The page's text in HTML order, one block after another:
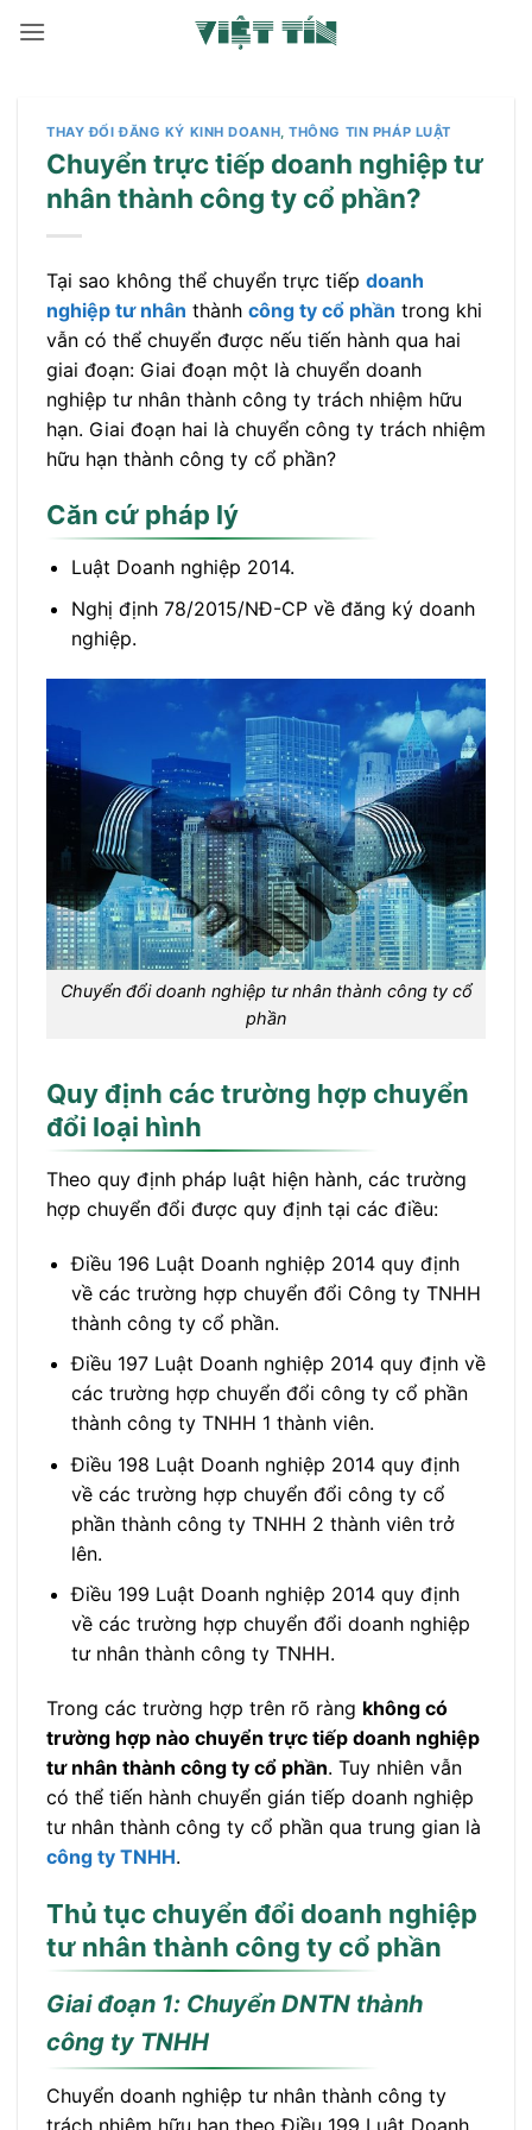
qua
THAY ĐỔI ĐĂNG KÝ KINH DOANH,THÔNG TIN PHÁP LUẬT
Chuyển trực tiếp doanh nghiệp tư
nhân thành công ty cổ phần?
Tại sao không thể chuyển trực tiếp doanh
nghiệp tư nhân thành công ty cổ phần trong khi
vẫn có thể chuyển được nếu tiến hành qua hai
giai đoạn: Giai đoạn một là chuyển doanh
nghiệp tư nhân thành công ty trách nhiệm hữu
hạn. Giai đoạn hai là chuyển công ty trách nhiệm
hữu hạn thành công ty cổ phần?
Căn cứ pháp lý
Luật Doanh nghiệp 2014.
Nghị định 78/2015/NĐ-CP về đăng ký doanh
nghiệp.
Chuyển đổi doanh nghiệp tư nhân thành công ty cổ
phần
Quy định các trường hợp chuyển
đổi loại hình
Theo quy định pháp luật hiện hành, các trường
hợp chuyển đổi được quy định tại các điều:
Điều 196 Luật Doanh nghiệp 2014 quy định
về các trường hợp chuyển đổi Công ty TNHH
thành công ty cổ phần.
Điều 197 Luật Doanh nghiệp 2014 quy định về
các trường hợp chuyển đổi công ty cổ phần
thành công ty TNHH 1 thành viên.
Điều 198 Luật Doanh nghiệp 2014 quy định
về các trường hợp chuyển đổi công ty cổ
phần thành công ty TNHH 2 thành viên trở
lên.
Điều 199 Luật Doanh nghiệp 2014 quy định
về các trường hợp chuyển đổi doanh nghiệp
tư nhân thành công ty TNHH.
Trong các trường hợp trên rõ ràng không có
trường hợp nào chuyển trực tiếp doanh nghiệp
tư nhân thành công ty cổ phần. Tuy nhiên vẫn
có thể tiến hành chuyển gián tiếp doanh nghiệp
tư nhân thành công ty cổ phần qua trung gian là
công ty TNHH.
Thủ tục chuyển đổi doanh nghiệp
tư nhân thành công ty cổ phần
Giai đoạn 1: Chuyển DNTN thành
công ty TNHH
Chuyển doanh nghiệp tư nhân thành công ty
trách nhiệm hữu hạn theo Điều 199 Luật Doanh